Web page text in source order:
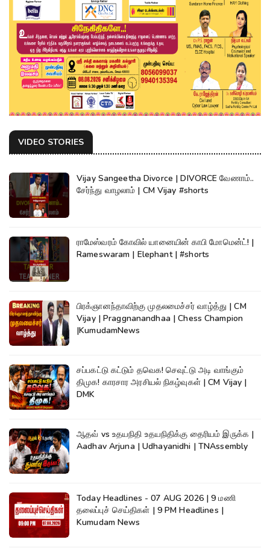
VIDEO STORIES
Vijay Sangeetha Divorce | DIVORCE வேணாம்..
சேர்ந்து வாழலாம் | CM Vijay #shorts
ராமேஸ்வரம் கோவில் யானையின் காபி மோமென்ட்! |
Rameswaram | Elephant | #shorts
பிரக்ஞானந்தாவிற்கு முதலமைச்சர் வாழ்த்து | CM
Vijay | Praggnanandhaa | Chess Champion
|KumudamNews
சப்பகட்டு கட்டும் தவெக! செவுட்டு அடி வாங்கும்
திமுக! காரசார அரசியல் நிகழ்வுகள் | CM Vijay |
DMK
ஆதவ் vs உதயநிதி உதயநிதிக்கு தைரியம் இருக்க |
Aadhav Arjuna | Udhayanidhi | TNAssembly
Today Headlines - 07 AUG 2026 | 9 மணி
தலைப்புச் செய்திகள் | 9 PM Headlines |
Kumudam News